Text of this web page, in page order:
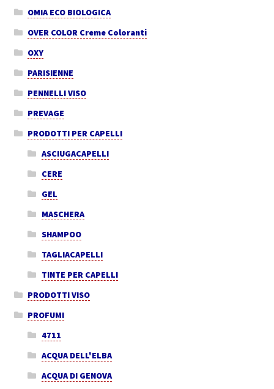
OMIA ECO BIOLOGICA
OVER COLOR Creme Coloranti
OXY
PARISIENNE
PENNELLI VISO
PREVAGE
PRODOTTI PER CAPELLI
ASCIUGACAPELLI
CERE
GEL
MASCHERA
SHAMPOO
TAGLIACAPELLI
TINTE PER CAPELLI
PRODOTTI VISO
PROFUMI
4711
ACQUA DELL'ELBA
ACQUA DI GENOVA